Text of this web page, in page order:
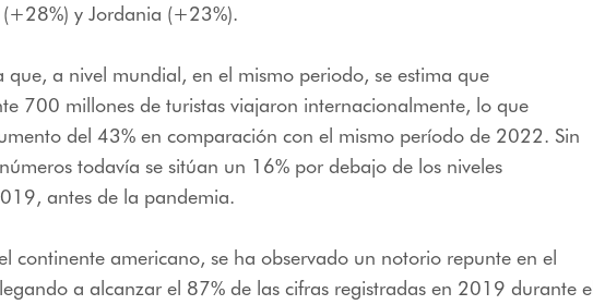
y Jordania (+23%).
que, a nivel mundial, en el mismo periodo, se estima que
700 millones de turistas viajaron internacionalmente, lo que
del 43% en comparación con el mismo período de 2022. Sin
todavía se sitúan un 16% por debajo de los niveles
antes de la pandemia.
continente americano, se ha observado un notorio repunte en el
a alcanzar el 87% de las cifras registradas en 2019 durante el